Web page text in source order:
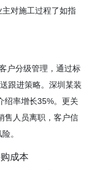
主对施工过程了如指
户分级管理，通过标
跟进策略。深圳某装
绍率增长35%。更关
售人员离职，客户信
。
成本